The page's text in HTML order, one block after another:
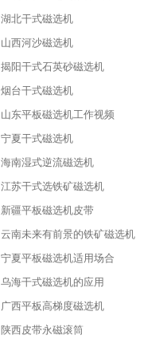
湖北干式磁选机
山西河沙磁选机
揭阳干式石英砂磁选机
烟台干式磁选机
山东平板磁选机工作视频
宁夏干式磁选机
海南湿式逆流磁选机
江苏干式选铁矿磁选机
新疆平板磁选机皮带
云南未来有前景的铁矿磁选机
宁夏平板磁选机适用场合
乌海干式磁选机的应用
广西平板高梯度磁选机
陕西皮带永磁滚筒